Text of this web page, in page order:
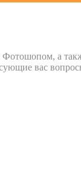
Фотошопом, а
вас